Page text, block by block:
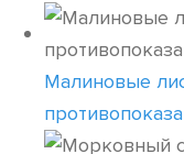
Малиновые